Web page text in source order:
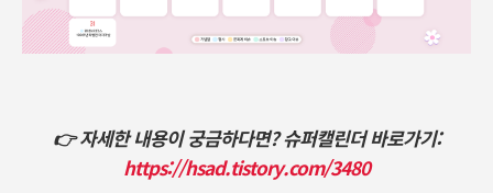
👉 자세한 내용이 궁금하다면? 슈퍼캘린더 바로가기:
https://hsad.tistory.com/3480